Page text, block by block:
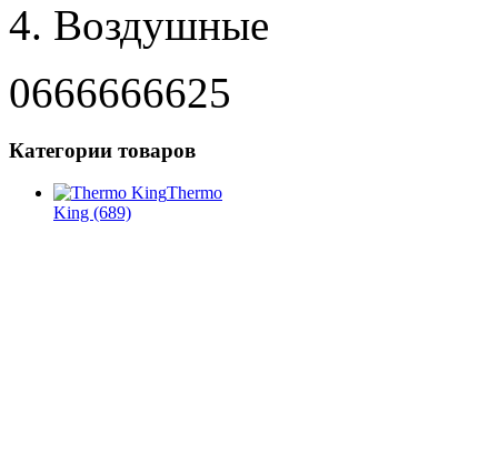
Воздушные
0666666625
Категории товаров
Thermo
King (689)